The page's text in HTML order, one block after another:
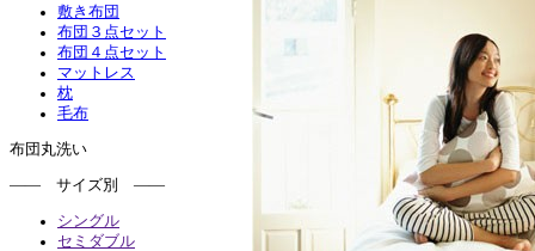
敷き布団
布団３点セット
布団４点セット
マットレス
枕
毛布
布団丸洗い
―― サイズ別 ――
シングル
セミダブル